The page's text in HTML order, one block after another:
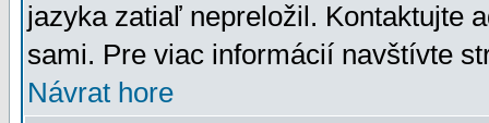
jazyka zatiaľ nepreložil. Kontaktujte
sami. Pre viac informácií navštívte
Návrat hore